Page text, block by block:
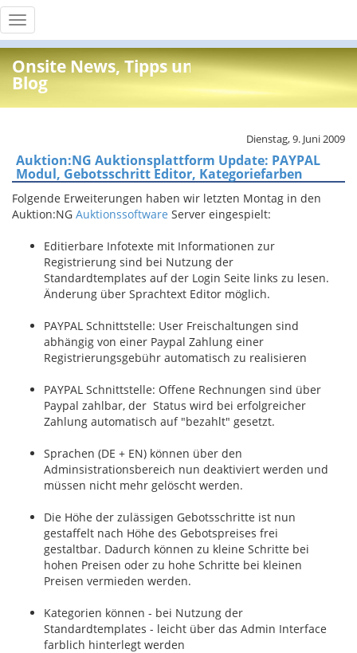
Toggle
navigation
Onsite News, Tipps und Info
Blog
Dienstag, 9. Juni 2009
Auktion:NG Auktionsplattform Update: PAYPAL
Modul, Gebotsschritt Editor, Kategoriefarben
Folgende Erweiterungen haben wir letzten Montag in den
Auktion:NG Auktionssoftware Server eingespielt:
Editierbare Infotexte mit Informationen zur
Registrierung sind bei Nutzung der
Standardtemplates auf der Login Seite links zu lesen.
Änderung über Sprachtext Editor möglich.
PAYPAL Schnittstelle: User Freischaltungen sind
abhängig von einer Paypal Zahlung einer
Registrierungsgebühr automatisch zu realisieren
PAYPAL Schnittstelle: Offene Rechnungen sind über
Paypal zahlbar, der Status wird bei erfolgreicher
Zahlung automatisch auf "bezahlt" gesetzt.
Sprachen (DE + EN) können über den
Adminsistrationsbereich nun deaktiviert werden und
müssen nicht mehr gelöscht werden.
Die Höhe der zulässigen Gebotsschritte ist nun
gestaffelt nach Höhe des Gebotspreises frei
gestaltbar. Dadurch können zu kleine Schritte bei
hohen Preisen oder zu hohe Schritte bei kleinen
Preisen vermieden werden.
Kategorien können - bei Nutzung der
Standardtemplates - leicht über das Admin Interface
farblich hinterlegt werden